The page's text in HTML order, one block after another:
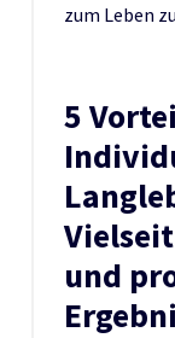
zum Leben
5
und